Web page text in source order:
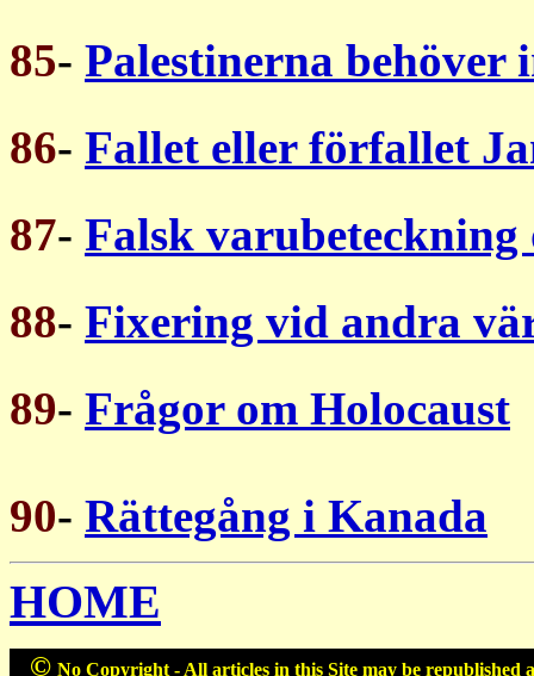
85- Palestinerna behöver
86- Fallet eller förfallet
87- Falsk
88- Fixering vid andra
89- Frågor om Holocaust
90- Rättegång i Kanada
HOME
© No Copyright - All articles in this Site may be republished